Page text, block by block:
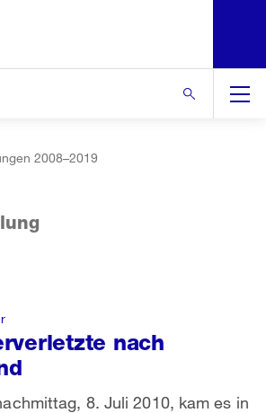
2008–2019
nach
8. Juli 2010, kam es in